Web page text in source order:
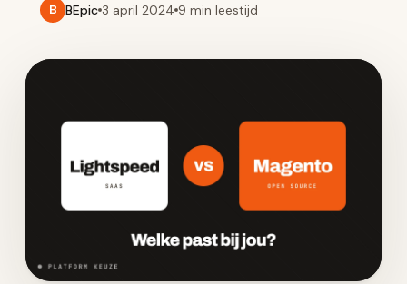
B BEpic 3 april 2024 9 min leestijd